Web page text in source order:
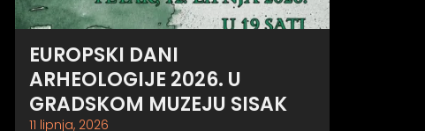
EUROPSKI DANI
ARHEOLOGIJE 2026. U
GRADSKOM MUZEJU SISAK
11 lipnja, 2026